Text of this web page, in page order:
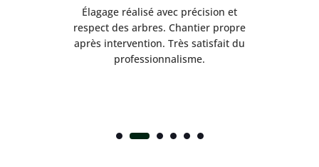
Élagage réalisé avec précision et
respect des arbres. Chantier propre
après intervention. Très satisfait du
professionnalisme.